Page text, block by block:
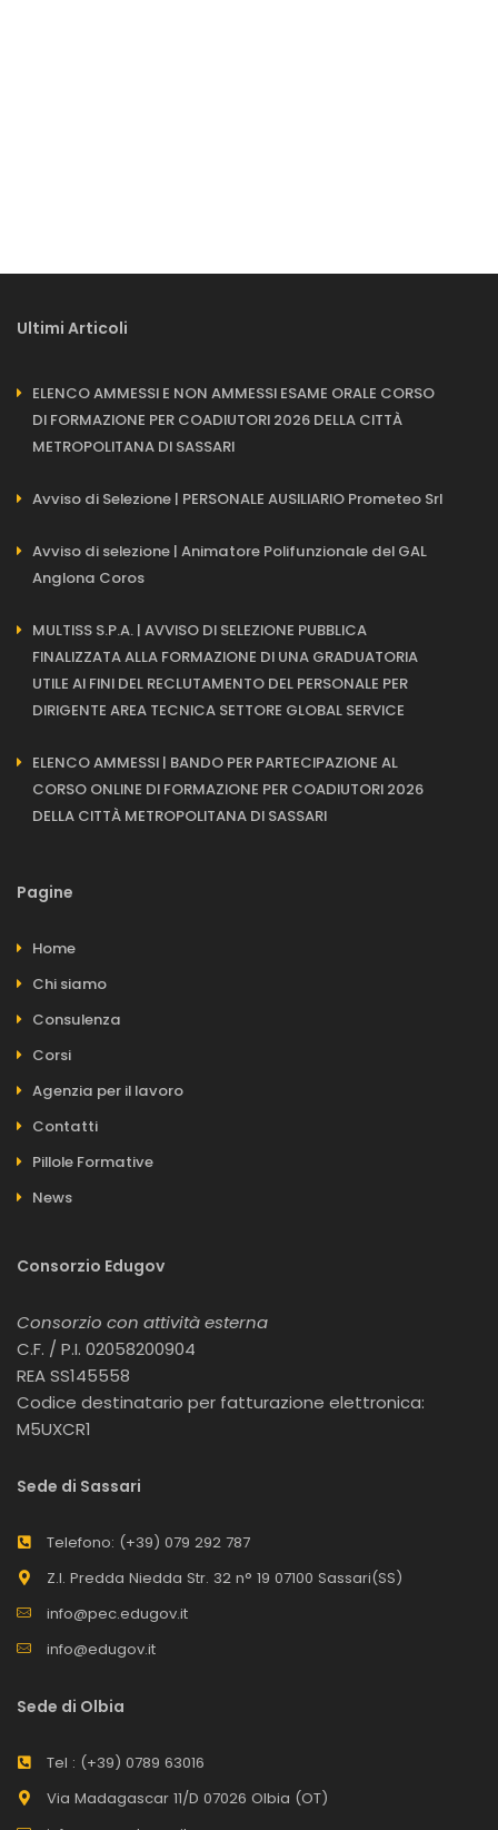
Ultimi Articoli
ELENCO AMMESSI E NON AMMESSI ESAME ORALE CORSO
DI FORMAZIONE PER COADIUTORI 2026 DELLA CITTÀ
METROPOLITANA DI SASSARI
Avviso di Selezione | PERSONALE AUSILIARIO Prometeo Srl
Avviso di selezione | Animatore Polifunzionale del GAL
Anglona Coros
MULTISS S.P.A. | AVVISO DI SELEZIONE PUBBLICA
FINALIZZATA ALLA FORMAZIONE DI UNA GRADUATORIA
UTILE AI FINI DEL RECLUTAMENTO DEL PERSONALE PER
DIRIGENTE AREA TECNICA SETTORE GLOBAL SERVICE
ELENCO AMMESSI | BANDO PER PARTECIPAZIONE AL
CORSO ONLINE DI FORMAZIONE PER COADIUTORI 2026
DELLA CITTÀ METROPOLITANA DI SASSARI
Pagine
Home
Chi siamo
Consulenza
Corsi
Agenzia per il lavoro
Contatti
Pillole Formative
News
Consorzio Edugov
Consorzio con attività esterna
C.F. / P.I. 02058200904
REA SS145558
Codice destinatario per fatturazione elettronica:
M5UXCR1
Sede di Sassari
Telefono: (+39) 079 292 787
Z.I. Predda Niedda Str. 32 n° 19 07100 Sassari(SS)
info@pec.edugov.it
info@edugov.it
Sede di Olbia
Tel : (+39) 0789 63016
Via Madagascar 11/D 07026 Olbia (OT)